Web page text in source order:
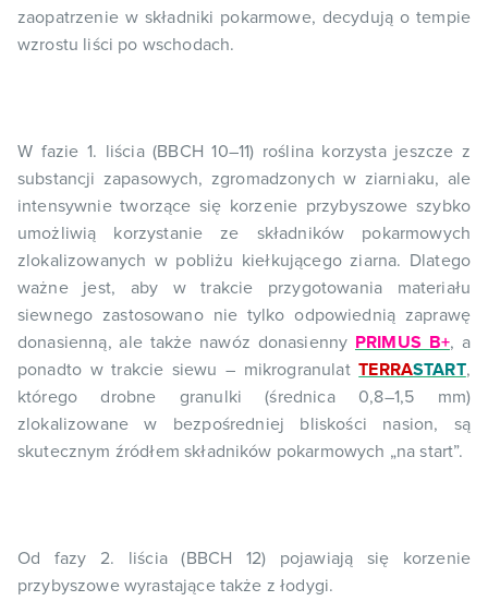
zaopatrzenie w składniki pokarmowe, decydują o tempie
wzrostu liści po wschodach.
W fazie 1. liścia (BBCH 10–11) roślina korzysta jeszcze z
substancji zapasowych, zgromadzonych w ziarniaku, ale
intensywnie tworzące się korzenie przybyszowe szybko
umożliwią korzystanie ze składników pokarmowych
zlokalizowanych w pobliżu kiełkującego ziarna. Dlatego
ważne jest, aby w trakcie przygotowania materiału
siewnego zastosowano nie tylko odpowiednią zaprawę
donasienną, ale także nawóz donasienny
PRIMUS B+, a
ponadto w trakcie siewu – mikrogranulatTERRASTART,
którego drobne granulki (średnica 0,8–1,5 mm)
zlokalizowane w bezpośredniej bliskości nasion, są
skutecznym źródłem składników pokarmowych „na start”.
Od fazy 2. liścia (BBCH 12) pojawiają się korzenie
przybyszowe wyrastające także z łodygi.